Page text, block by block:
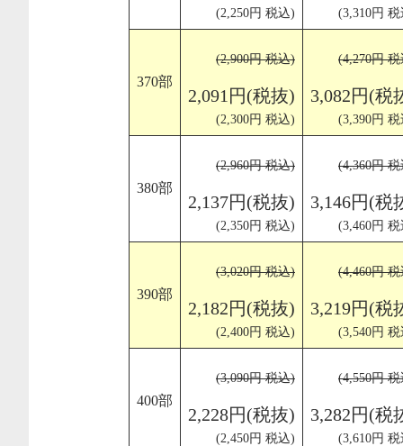
(2,250円 税込) (3,310円
370部
(2,900円 税込)
2,091円(税抜)
(2,300円 税込)
(4,270円
3,082円(税
(3,390円
380部
(2,960円 税込)
2,137円(税抜)
(2,350円 税込)
(4,360円
3,146円(税
(3,460円
390部
(3,020円 税込)
2,182円(税抜)
(2,400円 税込)
(4,460円
3,219円(税
(3,540円
400部
(3,090円 税込)
2,228円(税抜)
(2,450円 税込)
(4,550円
3,282円(税
(3,610円